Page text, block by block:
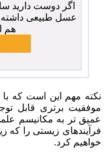
اگر دوست دارید
عسل طبیعی داشته
هم
نکته مهم این است که
موفقیت برتری قابل
عمیق تر به مکانیسم
فرآیندهای زیستی را که
خواهیم کرد.